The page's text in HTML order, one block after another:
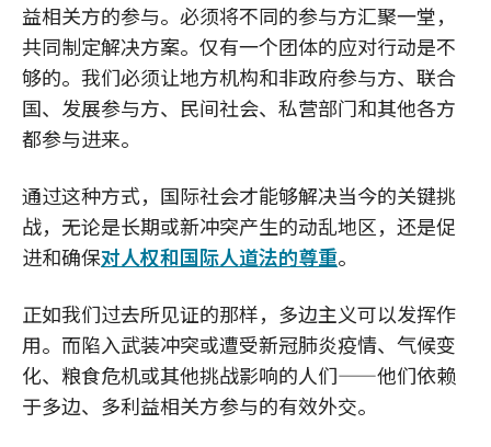
益相关方的参与。必须将不同的参与方汇聚一堂，
共同制定解决方案。仅有一个团体的应对行动是不
够的。我们必须让地方机构和非政府参与方、联合
国、发展参与方、民间社会、私营部门和其他各方
都参与进来。
通过这种方式，国际社会才能够解决当今的关键挑
战，无论是长期或新冲突产生的动乱地区，还是促
进和确保对人权和国际人道法的尊重。
正如我们过去所见证的那样，多边主义可以发挥作
用。而陷入武装冲突或遭受新冠肺炎疫情、气候变
化、粮食危机或其他挑战影响的人们——他们依赖
于多边、多利益相关方参与的有效外交。